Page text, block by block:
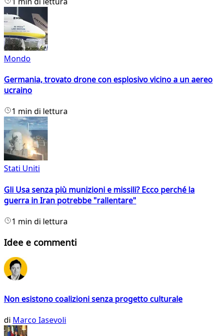
Mondo
Germania, trovato drone con esplosivo vicino a un aereo
ucraino
1 min di lettura
Stati Uniti
Gli Usa senza più munizioni e missili? Ecco perché la
guerra in Iran potrebbe "rallentare"
1 min di lettura
Idee e commenti
Non esistono coalizioni senza progetto culturale
di Marco Iasevoli